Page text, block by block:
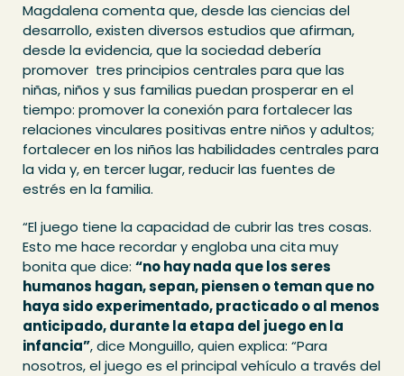
Magdalena comenta que, desde las ciencias del
desarrollo, existen diversos estudios que afirman,
desde la evidencia, que la sociedad debería
promover tres principios centrales para que las
niñas, niños y sus familias puedan prosperar en el
tiempo: promover la conexión para fortalecer las
relaciones vinculares positivas entre niños y adultos;
fortalecer en los niños las habilidades centrales para
la vida y, en tercer lugar, reducir las fuentes de
estrés en la familia.
“El juego tiene la capacidad de cubrir las tres cosas.
Esto me hace recordar y engloba una cita muy
bonita que dice: “no hay nada que los seres
humanos hagan, sepan, piensen o teman que no
haya sido experimentado, practicado o al menos
anticipado, durante la etapa del juego en la
infancia”, dice Monguillo, quien explica: “Para
nosotros, el juego es el principal vehículo a través del